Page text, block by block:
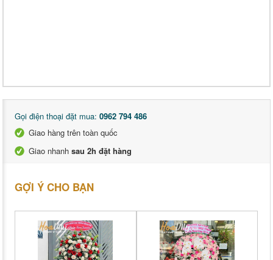
Gọi điện thoại đặt mua: 0962 794 486
Giao hàng trên toàn quốc
Giao nhanh sau 2h đặt hàng
GỢI Ý CHO BẠN